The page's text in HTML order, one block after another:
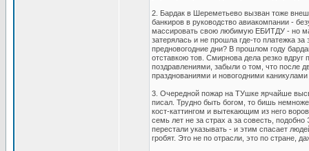
2. Бардак в Шереметьево вызван тоже
банкиров в руководство авиакомпании -
массировать свою любимую ЕБИТДУ - но
затерялась и не прошла где-то платежка
предновогодние дни? В прошлом году
отставкою тов. Смирнова дела резко
поздравлениями, забыли о том, что после
празднованиями и новогодними
3. Очередной пожар на ТУшке ярчайше
писал. Трудно быть богом, то бишь
кост-каттингом и вытекающим из него
семь лет не за страх а за совесть,
перестали указывать - и этим спасает
гробят. Это не по отрасли, это по стране,